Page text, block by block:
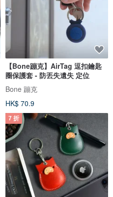
【Bone蹦克】AirTag 逗扣鑰匙
圈保護套 - 防丟失遺失 定位
Bone 蹦克
HK$ 70.9
7 折